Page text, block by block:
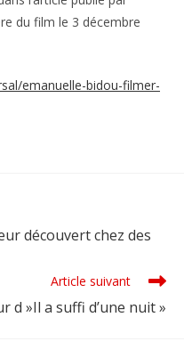
du film le 3 décembre
emanuelle-bidou-filmer-
découvert chez des
Article suivant
d »Il a suffi d’une nuit »